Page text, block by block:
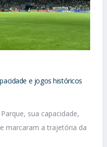
e jogos históricos
sua capacidade,
marcaram a trajetória da